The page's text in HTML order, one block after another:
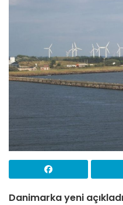
Danimarka yeni